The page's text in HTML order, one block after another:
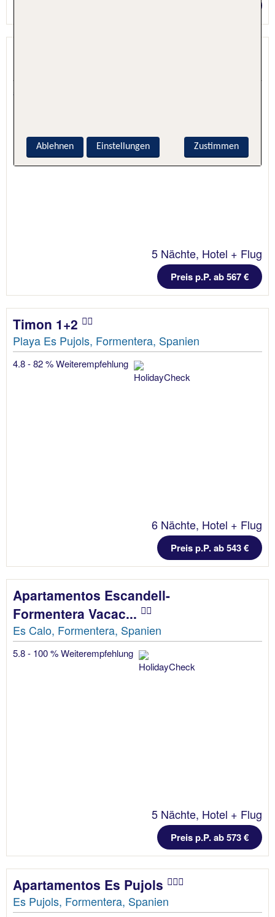
5.1 - 97 % Weiterempfehlung
5 Nächte, Hotel + Flug
Preis p.P. ab 567 €
Timon 1+2
Playa Es Pujols, Formentera, Spanien
4.8 - 82 % Weiterempfehlung
6 Nächte, Hotel + Flug
Preis p.P. ab 543 €
Apartamentos Escandell-
Formentera Vacac...
Es Calo, Formentera, Spanien
5.8 - 100 % Weiterempfehlung
5 Nächte, Hotel + Flug
Preis p.P. ab 573 €
Apartamentos Es Pujols
Es Pujols, Formentera, Spanien
Zustimmen
Ablehnen Einstellungen